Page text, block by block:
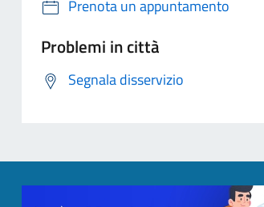
Prenota un appuntamento
Problemi in città
Segnala disservizio